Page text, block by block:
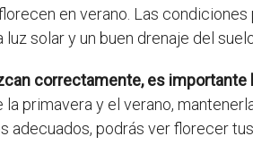
en verano. Las
solar y un buen drenaje del
correctamente, es
primavera y el verano,
adecuados, podrás ver florecer